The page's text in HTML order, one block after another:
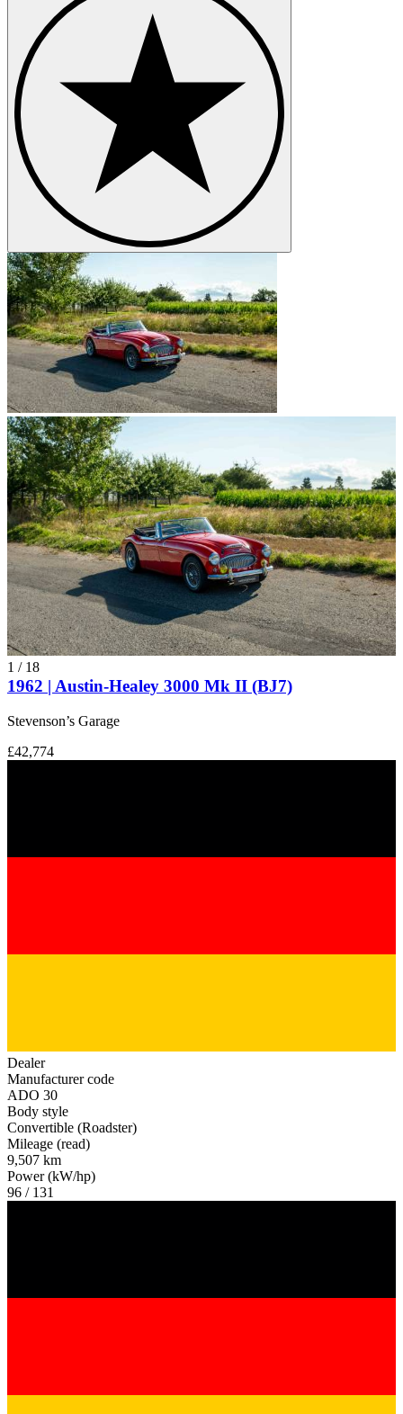
1 / 18
1962 | Austin-Healey 3000 Mk II (BJ7)
Stevenson’s Garage
£42,774
Dealer
Manufacturer code
ADO 30
Body style
Convertible (Roadster)
Mileage (read)
9,507 km
Power (kW/hp)
96 / 131